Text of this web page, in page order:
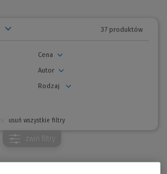
37 produktów
Rodzaj
Autor
Cena
usuń wszystkie filtry
zwiń filtry